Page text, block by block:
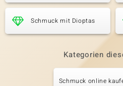
Schmuck mit Dioptas
Kategorien
Schmuck online